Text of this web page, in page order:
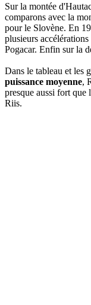
Sur la montée
comparons avec la
pour le Slovène. En
plusieurs
Pogacar. Enfin sur la
Dans le tableau et les
puissance moyenne,
presque aussi fort
Riis.